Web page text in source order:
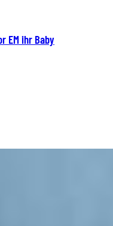
EM ihr Baby